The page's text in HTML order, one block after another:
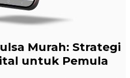
Murah: Strategi
untuk Pemula